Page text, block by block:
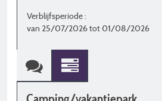
Verblijfsperiode :
van 25/07/2026 tot 01/08/2026